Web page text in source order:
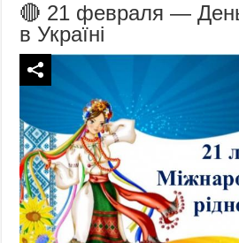
🔴 21 февраля —
в Україні